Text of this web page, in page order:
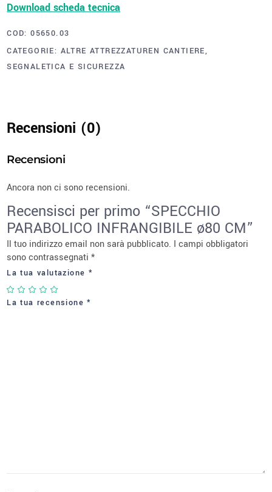
Download scheda tecnica
COD:05650.03
CATEGORIE: ALTRE ATTREZZATUREN CANTIERE,
SEGNALETICA E SICUREZZA
Recensioni (0)
Recensioni
Ancora non ci sono recensioni.
Recensisci per primo “SPECCHIO
PARABOLICO INFRANGIBILE ø80 CM”
Il tuo indirizzo email non sarà pubblicato. I campi obbligatori
sono contrassegnati*
La tua valutazione *
La tua recensione*